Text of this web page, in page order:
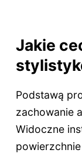
Jakie
Podstawą
zachowanie
Widoczne